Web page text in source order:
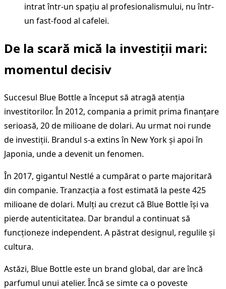
intrat într-un spațiu al profesionalismului, nu într-
un fast-food al cafelei.
De la scară mică la investiții mari:
momentul decisiv
Succesul Blue Bottle a început să atragă atenția
investitorilor. În 2012, compania a primit prima finanțare
serioasă, 20 de milioane de dolari. Au urmat noi runde
de investiții. Brandul s-a extins în New York și apoi în
Japonia, unde a devenit un fenomen.
În 2017, gigantul Nestlé a cumpărat o parte majoritară
din companie. Tranzacția a fost estimată la peste 425
milioane de dolari. Mulți au crezut că Blue Bottle își va
pierde autenticitatea. Dar brandul a continuat să
funcționeze independent. A păstrat designul, regulile și
cultura.
Astăzi, Blue Bottle este un brand global, dar are încă
parfumul unui atelier. Încă se simte ca o poveste